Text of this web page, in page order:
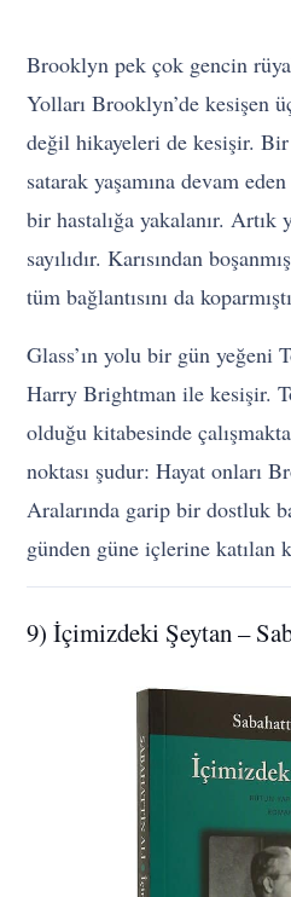
Brooklyn pek çok gencin
Yolları Brooklyn’de kesişen
değil hikayeleri de kesişir. Bir
satarak yaşamına devam
bir hastalığa yakalanır. Artık
sayılıdır. Karısından
tüm bağlantısını da
Glass’ın yolu bir gün yeğeni
Harry Brightman ile kesişir.
olduğu kitabesinde
noktası şudur: Hayat onları
Aralarında garip bir dostluk
günden güne içlerine katılan
9) İçimizdeki Şeytan –